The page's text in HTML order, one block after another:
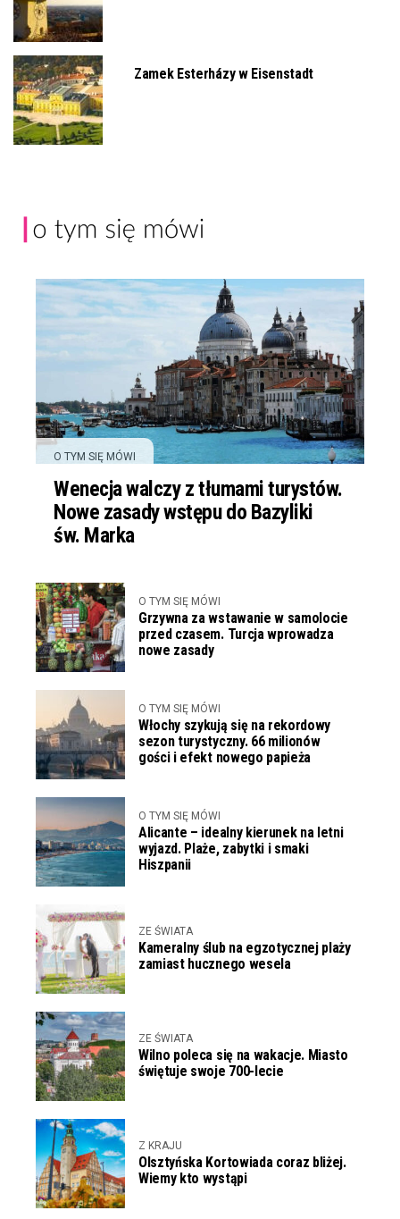
Zamek Esterházy w Eisenstadt
O TYM SIĘ MÓWI
Wenecja walczy z tłumami turystów.
Nowe zasady wstępu do Bazyliki
św. Marka
O TYM SIĘ MÓWI
Grzywna za wstawanie w samolocie
przed czasem. Turcja wprowadza
nowe zasady
O TYM SIĘ MÓWI
Włochy szykują się na rekordowy
sezon turystyczny. 66 milionów
gości i efekt nowego papieża
O TYM SIĘ MÓWI
Alicante – idealny kierunek na letni
wyjazd. Plaże, zabytki i smaki
Hiszpanii
ZE ŚWIATA
Kameralny ślub na egzotycznej plaży
zamiast hucznego wesela
ZE ŚWIATA
Wilno poleca się na wakacje. Miasto
świętuje swoje 700-lecie
Z KRAJU
Olsztyńska Kortowiada coraz bliżej.
Wiemy kto wystąpi